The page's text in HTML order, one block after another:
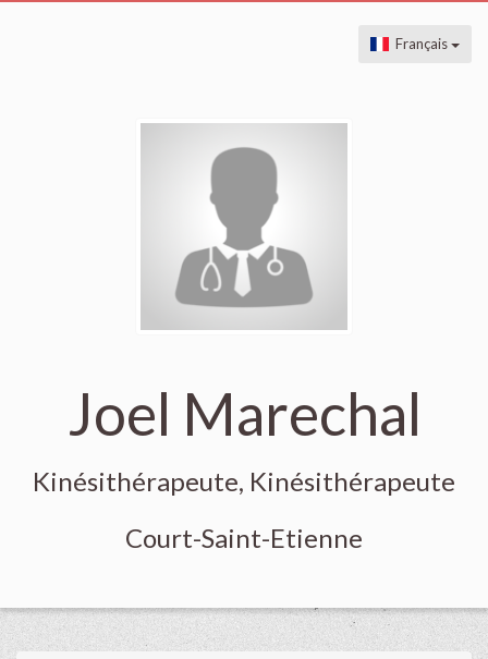
Français
Joel Marechal
Kinésithérapeute, Kinésithérapeute
Court-Saint-Etienne